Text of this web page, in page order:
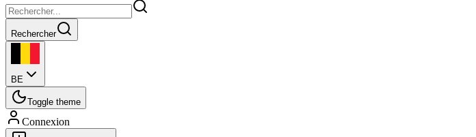
Rechercher
BE
Toggle theme
Connexion